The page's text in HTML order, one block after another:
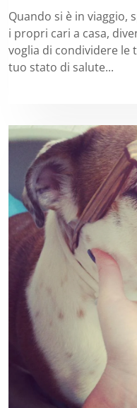
Quando si è in viaggio,
i propri cari a casa,
voglia di condividere le
tuo stato di salute...